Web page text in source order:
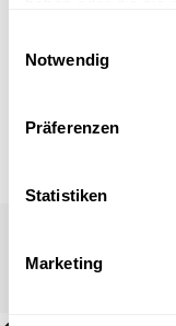
Notwendig
Präferenzen
Statistiken
Marketing